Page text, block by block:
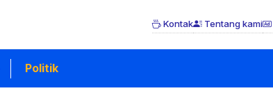
Kontak Tentang kami
Politik